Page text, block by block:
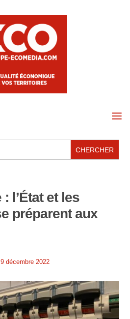
a
l’État et les
préparent aux
9 décembre 2022